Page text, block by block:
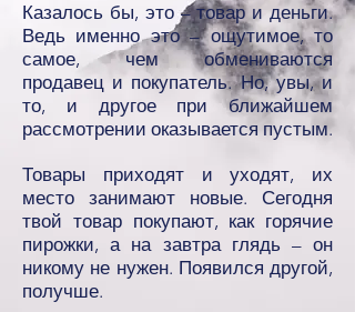
Казалось бы, это – товар и деньги.
Ведь именно это – ощутимое, то
самое, чем обмениваются
продавец и покупатель. Но, увы, и
то, и другое при ближайшем
рассмотрении оказывается пустым.
Товары приходят и уходят, их
место занимают новые. Сегодня
твой товар покупают, как горячие
пирожки, а на завтра глядь – он
никому не нужен. Появился другой,
получше.